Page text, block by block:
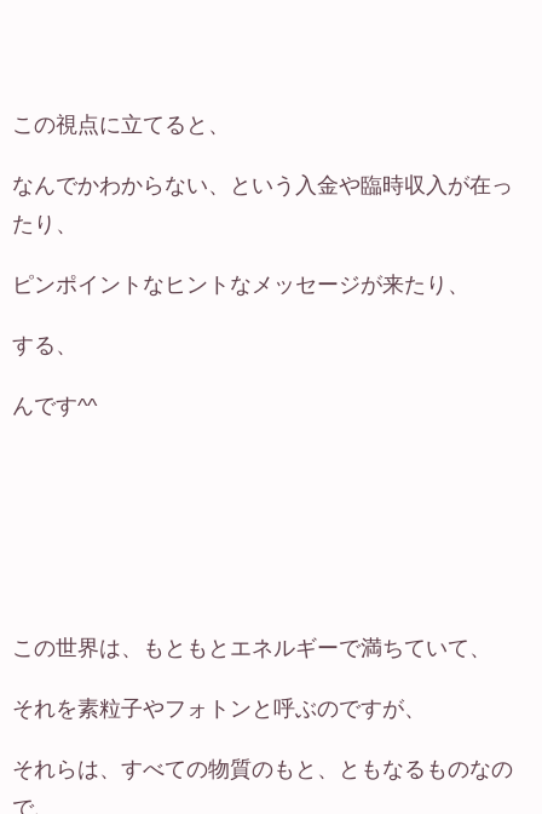
この視点に立てると、
なんでかわからない、という入金や臨時収入が在っ
たり、
ピンポイントなヒントなメッセージが来たり、
する、
んです^^
この世界は、もともとエネルギーで満ちていて、
それを素粒子やフォトンと呼ぶのですが、
それらは、すべての物質のもと、ともなるものなの
で、